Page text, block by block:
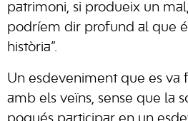
patrimoni, si produeix un
podríem dir profund al que
història”.
Un esdeveniment que es va
amb els veïns, sense que la